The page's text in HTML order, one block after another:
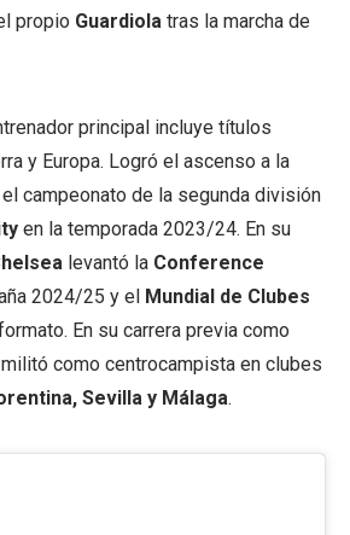
propio Guardiola tras la marcha de
principal incluye títulos
y Europa. Logró el ascenso a la
campeonato de la segunda división
en la temporada 2023/24. En su
levantó la Conference
2024/25 y el Mundial de Clubes
En su carrera previa como
como centrocampista en clubes
Sevilla y Málaga.